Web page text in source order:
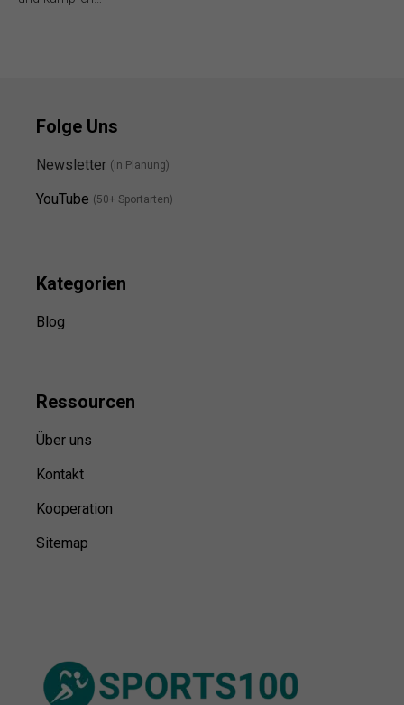
Folge Uns
Newsletter (in Planung)
YouTube (50+ Sportarten)
Kategorien
Blog
Ressourcen
Über uns
Kontakt
Kooperation
Sitemap